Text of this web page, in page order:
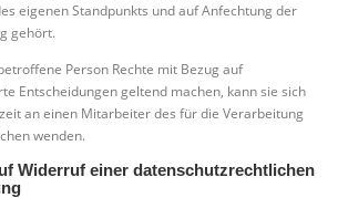
eigenen Standpunkts und auf Anfechtung der
gehört.
Person Rechte mit Bezug auf
Entscheidungen geltend machen, kann sie sich
an einen Mitarbeiter des für die Verarbeitung
wenden.
Widerruf einer datenschutzrechtlichen